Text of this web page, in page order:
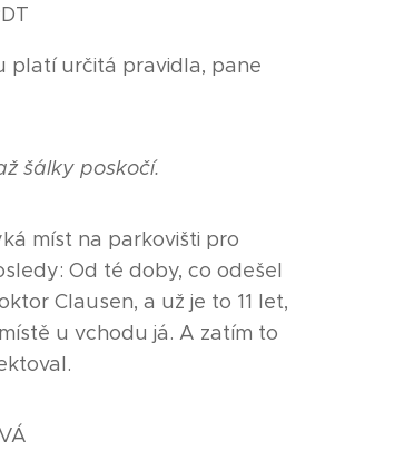
platí určitá pravidla, pane
šálky poskočí.
míst na parkovišti pro
Od té doby, co odešel
Clausen, a už je to 11 let,
u vchodu já. A zatím to